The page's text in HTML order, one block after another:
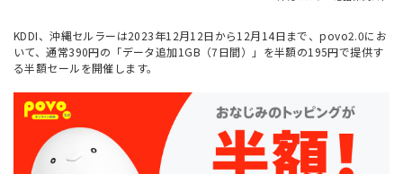
KDDI、沖縄セルラーは2023年12月12日から12月14日まで、povo2.0にお
いて、通常390円の「データ追加1GB（7日間）」を半額の195円で提供す
る半額セールを開催します。